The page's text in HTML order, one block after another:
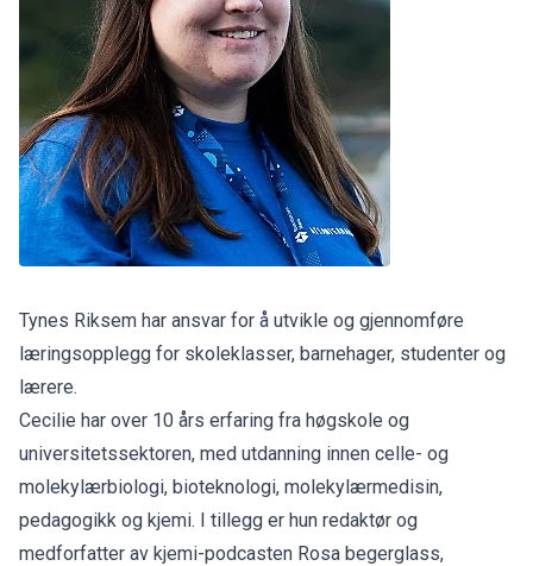
Tynes Riksem har ansvar for å utvikle og gjennomføre
læringsopplegg for skoleklasser, barnehager, studenter og
lærere.
Cecilie har over 10 års erfaring fra høgskole og
universitetssektoren, med utdanning innen celle- og
molekylærbiologi, bioteknologi, molekylærmedisin,
pedagogikk og kjemi. I tillegg er hun redaktør og
medforfatter av kjemi-podcasten Rosa begerglass,